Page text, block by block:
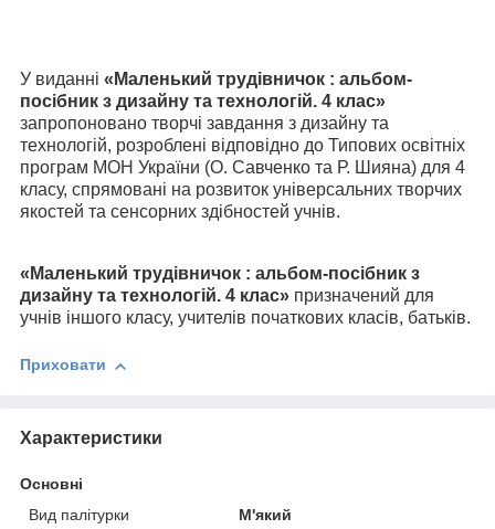
У виданні « Маленький трудівничок : альбом-
посібник з дизайну та технологій. 4 клас»
запропоновано творчі завдання з дизайну та
технологій, розроблені відповідно до Типових освітніх
програм МОН України (О. Савченко та Р. Шияна) для 4
класу, спрямовані на розвиток універсальних творчих
якостей та сенсорних здібностей учнів.
« Маленький трудівничок : альбом-посібник з
дизайну та технологій. 4 клас» призначений для
учнів іншого класу, учителів початкових класів, батьків.
Приховати
Характеристики
Основні
Вид палітурки
М'який